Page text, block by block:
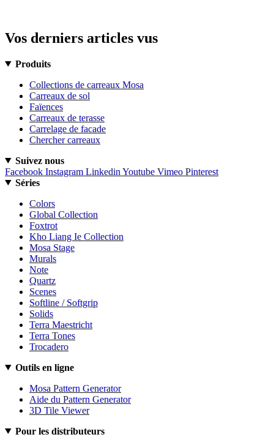
Vos derniers articles vus
Produits
Collections de carreaux Mosa
Carreaux de sol
Faïences
Carreaux de terasse
Carrelage de facade
Chercher carreaux
Suivez nous
Facebook Instagram Linkedin Youtube Vimeo Pinterest
Séries
Colors
Global Collection
Foxtrot
Kho Liang Ie Collection
Mosa Stage
Murals
Note
Quartz
Scenes
Softline / Softgrip
Solids
Terra Maestricht
Terra Tones
Trocadero
Outils en ligne
Mosa Pattern Generator
Aide du Pattern Generator
3D Tile Viewer
Pour les distributeurs